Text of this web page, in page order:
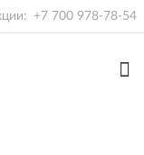
+7 700 978-78-54